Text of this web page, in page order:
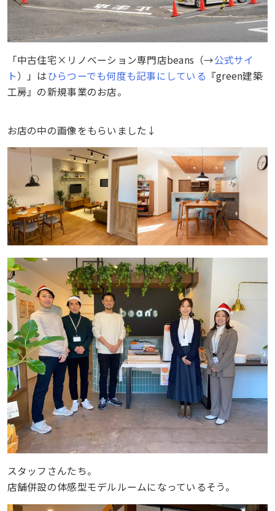
「中古住宅×リノベーション専門店beans（→公式サイ
ト）」はひらつーでも何度も記事にしている 『green建築
工房』の新規事業のお店。
お店の中の画像をもらいました↓
スタッフさんたち。
店舗併設の体感型モデルルームになっているそう。